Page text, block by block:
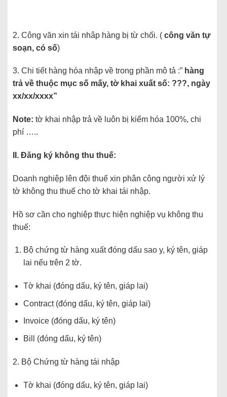
2. Công văn xin tái nhâp hàng bị từ chối. ( công văn tự
soạn, có số)
3. Chi tiết hàng hóa nhập về trong phần mô tả :” hàng
trả về thuộc mục số mấy, tờ khai xuất số: ???, ngày
xx/xx/xxxx”
Note: tờ khai nhập trả về luôn bị kiểm hóa 100%, chi
phí …..
II. Đăng ký không thu thuế:
Doanh nghiệp lên đội thuế xin phân công người xử lý
tờ không thu thuế cho tờ khai tái nhập.
Hồ sơ cần cho nghiệp thực hiện nghiệp vụ không thu
thuế:
Bộ chứng từ hàng xuất đóng dấu sao y, ký tên, giáp
lai nếu trên 2 tờ.
Tờ khai (đóng dấu, ký tên, giáp lai)
Contract (đóng dấu, ký tên, giáp lai)
Invoice (đóng dấu, ký tên)
Bill (đóng dấu, ký tên)
2. Bộ Chứng từ hàng tái nhập
Tờ khai (đóng dấu, ký tên, giáp lai)